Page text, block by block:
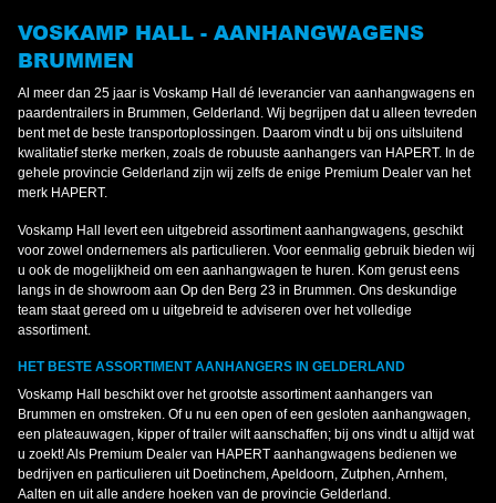
VOSKAMP HALL - AANHANGWAGENS
BRUMMEN
Al meer dan 25 jaar is Voskamp Hall dé leverancier van aanhangwagens en
paardentrailers in Brummen, Gelderland. Wij begrijpen dat u alleen tevreden
bent met de beste transportoplossingen. Daarom vindt u bij ons uitsluitend
kwalitatief sterke merken, zoals de robuuste aanhangers van HAPERT. In de
gehele provincie Gelderland zijn wij zelfs de enige Premium Dealer van het
merk HAPERT.
Voskamp Hall levert een uitgebreid assortiment aanhangwagens, geschikt
voor zowel ondernemers als particulieren. Voor eenmalig gebruik bieden wij
u ook de mogelijkheid om een aanhangwagen te huren. Kom gerust eens
langs in de showroom aan Op den Berg 23 in Brummen. Ons deskundige
team staat gereed om u uitgebreid te adviseren over het volledige
assortiment.
HET BESTE ASSORTIMENT AANHANGERS IN GELDERLAND
Voskamp Hall beschikt over het grootste assortiment aanhangers van
Brummen en omstreken. Of u nu een open of een gesloten aanhangwagen,
een plateauwagen, kipper of trailer wilt aanschaffen; bij ons vindt u altijd wat
u zoekt! Als Premium Dealer van HAPERT aanhangwagens bedienen we
bedrijven en particulieren uit Doetinchem, Apeldoorn, Zutphen, Arnhem,
Aalten en uit alle andere hoeken van de provincie Gelderland.